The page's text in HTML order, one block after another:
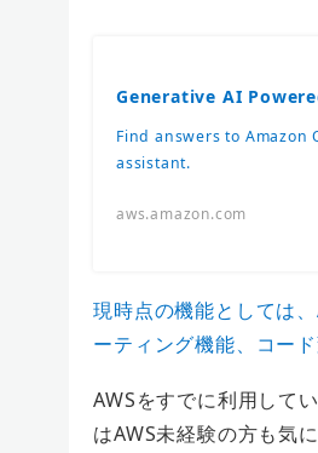
Generative AI
Find answers to
assistant.
aws.amazon.com
現時点の機能としては
ーティング機能、コー
AWSをすでに利用して
はAWS未経験の方も気